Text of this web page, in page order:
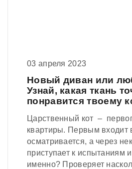
03 апреля 2023
Новый диван или
Узнай, какая ткань
понравится твоему
Царственный кот –
квартиры. Первым входит
осматривается, а через
приступает к испытаниям
именно? Проверяет